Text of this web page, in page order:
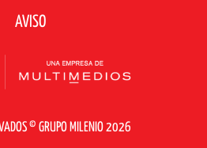
AVISO
© GRUPO MILENIO 2026